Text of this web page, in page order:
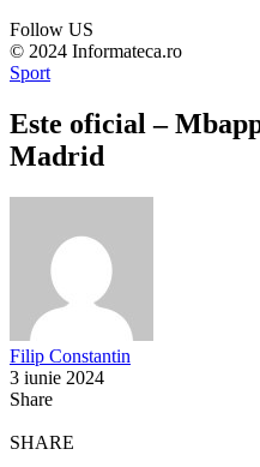
Follow US
© 2024 Informateca.ro
Sport
Este oficial –
Madrid
Filip Constantin
3 iunie 2024
Share
SHARE